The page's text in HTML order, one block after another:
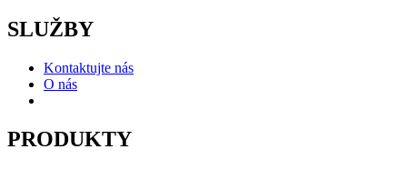
SLUŽBY
Kontaktujte nás
O nás
PRODUKTY